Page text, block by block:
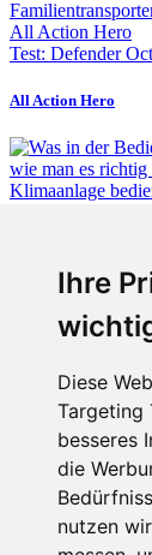
Ihre
Diese
Targeting
besseres
die
nutzen
Test: Defender
All Action Hero
Auto heißt Auto:
Fabian Steiner
Der großen